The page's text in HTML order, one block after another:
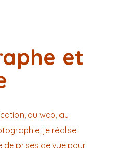
et
au web, au
je réalise
prises de vue pour